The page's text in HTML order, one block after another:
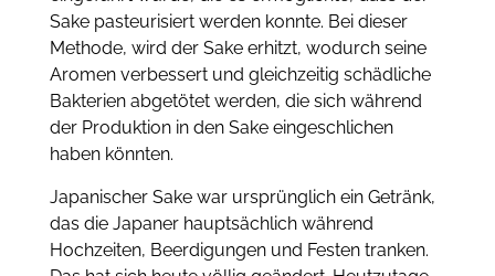
Sake pasteurisiert werden konnte. Bei dieser
Methode, wird der Sake erhitzt, wodurch seine
Aromen verbessert und gleichzeitig schädliche
Bakterien abgetötet werden, die sich während
der Produktion in den Sake eingeschlichen
haben könnten.
Japanischer Sake war ursprünglich ein Getränk,
das die Japaner hauptsächlich während
Hochzeiten, Beerdigungen und Festen tranken.